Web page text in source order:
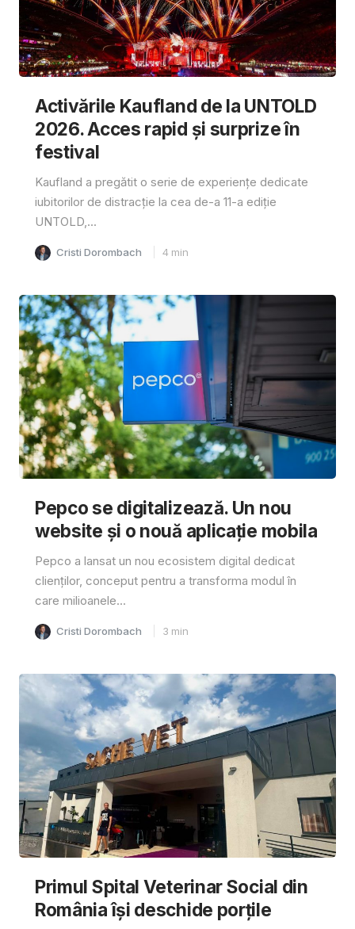
Activările Kaufland de la UNTOLD
2026. Acces rapid și surprize în
festival
Kaufland a pregătit o serie de experiențe dedicate
iubitorilor de distracție la cea de-a 11-a ediție
UNTOLD,...
Cristi Dorombach 4 min
Pepco se digitalizează. Un nou
website și o nouă aplicație mobila
Pepco a lansat un nou ecosistem digital dedicat
clienților, conceput pentru a transforma modul în
care milioanele...
Cristi Dorombach 3 min
Primul Spital Veterinar Social din
România își deschide porțile